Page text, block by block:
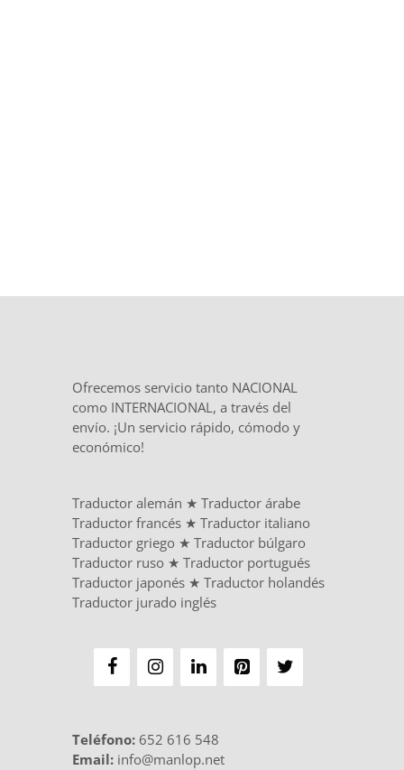
Ofrecemos servicio tanto NACIONAL
como INTERNACIONAL, a través del
envío. ¡Un servicio rápido, cómodo y
económico!
Traductor alemán ★ Traductor árabe
Traductor francés ★ Traductor italiano
Traductor griego ★ Traductor búlgaro
Traductor ruso ★ Traductor portugués
Traductor japonés ★ Traductor holandés
Traductor jurado inglés
Teléfono: 652 616 548
Email: info@manlop.net